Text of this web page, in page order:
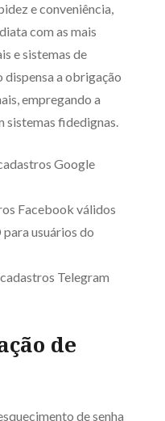
e conveniência,
com as mais
e sistemas de
a obrigação
empregando a
sistemas fidedignas.
Google
Facebook válidos
usuários do
Telegram
de
de senha